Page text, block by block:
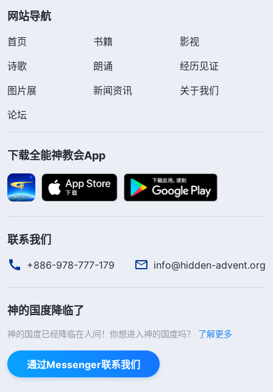
观点；但是多数的人呢，还是在不知不觉当中不断地
不知不觉地，不由自主地接受了这样的潮流，以至于
被这样的潮流所淹没，所控制。一次一次这样的潮流
让本来身心就不健全的人，让本来就不知道什么是
诉给人的怎么对待生活与撒但‘赐’给人的生存的方
式，人没有力量去反抗，人也没有能力去反抗，更没
有意识去反抗。”《话・卷二 关于认识神・独一无二的
流熏陶、扭曲人的思想，使人分不清正反面事物，把
金钱、名利看为人生的追求目标，为得到这些不择手
段，丧失人性、理智、良心与人格。许军想到他刚开
始做生意时，还能本分做人，诚心待客，但在“人不
为己，天诛地灭”“人为财死，鸟为食亡”“金钱至上”
“金钱不是万能的，但没有钱是万万不能的”这些撒但
网站导航
首页 书籍
影视
诗歌
朗诵
经历见证
图片展
新闻资讯
关于我们
论坛
下载全能神教会App
联系我们
+886-978-777-179 info@hidden-advent.org
神的国度降临了
神的国度已经降临在人间！你想进入神的国度吗？ 了解更多
通过Messenger联系我们